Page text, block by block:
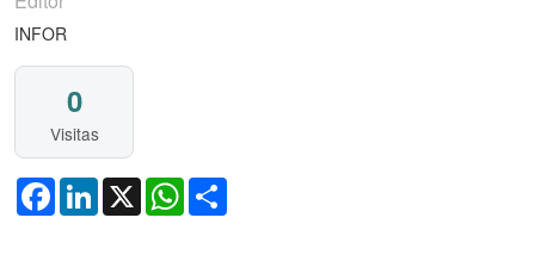
INFOR
0
Visitas
FacebookLinkedIn
X WhatsApp